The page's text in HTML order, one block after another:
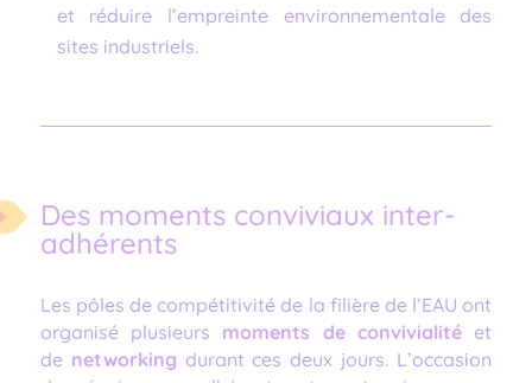
et réduire l’empreinte environnementale des
sites industriels.
Des moments conviviaux inter-
adhérents
Les pôles de compétitivité de la filière de l’EAU ont
organisé plusieurs moments de convivialité et
de networking durant ces deux jours. L’occasion